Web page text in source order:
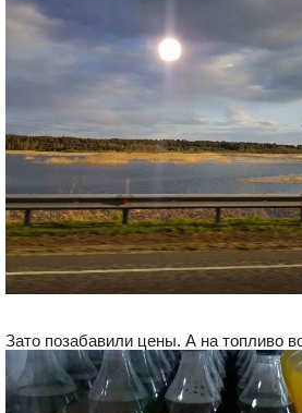
Зато позабавили цены. А на топливо